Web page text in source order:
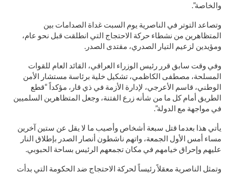
والخاصة”.
وتصاعد التوتر في الناصرية يوم السبت غداة الصدامات بين
المتظاهرين من نشطاء حركة الاحتجاج التي انطلقت قبل نحو عام،
ومؤيدين لزعيم التيار الصدري، مقتدى الصدر.
وفي وقت سابق قرر رئيس الوزراء العراقي، القائد العام للقوات
المسلحة، مصطفى الكاظمي، تشكيل خلية برئاسة مستشار الأمن
الوطني، قاسم الأعرجي، لإدارة الأزمة في ذي قار، مؤكداً “قطع
الطريق أمام كل ما من شأنه زرع الفتنة، وجعل المتظاهرين السلميين
في مواجهة مع الدولة”.
يأتي هذا بعدما قتل سبعة أشخاص وأصيب ما لا يقل عن ستين آخرين
مساء أمس الأول الجمعة، واتهم ناشطون أنصار الصدر بإطلاق النار
عليهم وإحراق خيامهم في مكان تجمعهم الرئيس بساحة الحبوبي.
وتمثل الناصرية معقلاً رئيساً لحركة الاحتجاج ضد الحكومة التي بدأت